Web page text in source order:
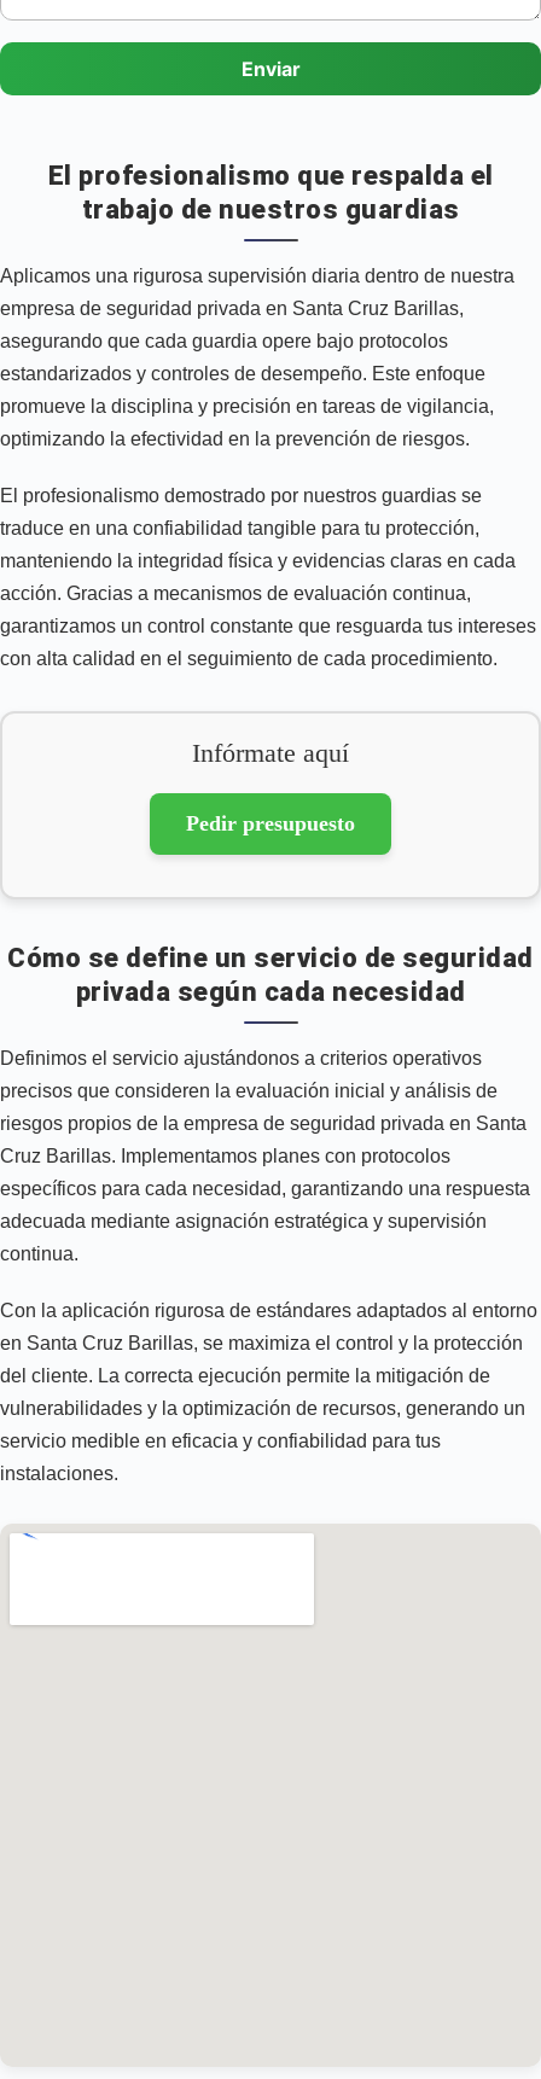
Enviar
El profesionalismo que respalda el
trabajo de nuestros guardias
Aplicamos una rigurosa supervisión diaria dentro de nuestra
empresa de seguridad privada en Santa Cruz Barillas,
asegurando que cada guardia opere bajo protocolos
estandarizados y controles de desempeño. Este enfoque
promueve la disciplina y precisión en tareas de vigilancia,
optimizando la efectividad en la prevención de riesgos.
El profesionalismo demostrado por nuestros guardias se
traduce en una confiabilidad tangible para tu protección,
manteniendo la integridad física y evidencias claras en cada
acción. Gracias a mecanismos de evaluación continua,
garantizamos un control constante que resguarda tus intereses
con alta calidad en el seguimiento de cada procedimiento.
Infórmate aquí
Pedir presupuesto
Cómo se define un servicio de seguridad
privada según cada necesidad
Definimos el servicio ajustándonos a criterios operativos
precisos que consideren la evaluación inicial y análisis de
riesgos propios de la empresa de seguridad privada en Santa
Cruz Barillas. Implementamos planes con protocolos
específicos para cada necesidad, garantizando una respuesta
adecuada mediante asignación estratégica y supervisión
continua.
Con la aplicación rigurosa de estándares adaptados al entorno
en Santa Cruz Barillas, se maximiza el control y la protección
del cliente. La correcta ejecución permite la mitigación de
vulnerabilidades y la optimización de recursos, generando un
servicio medible en eficacia y confiabilidad para tus
instalaciones.